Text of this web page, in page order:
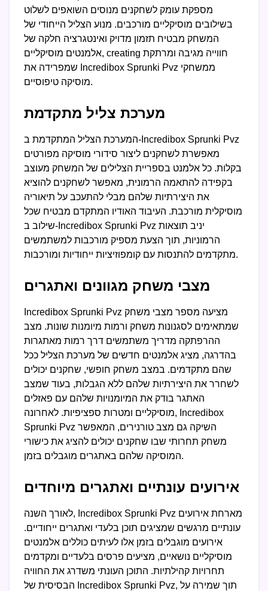
מספקת עומק לשחקנים מנוסים השואפים לשלוט
בשילובים מוסיקליים מורכבים. מנוע הצליל הייחודי של
המשחק מבטיח תזמון מדויק ואינטגרציה חלקה של
אלמנטים מוסיקליים, creating חווייה מגיבה ומרתקת
שמפרידה את Incredibox Sprunki Pvz ממשחקי
מוסיקה טיפוסיים.
מערכת צליל מתקדמת
המערכת הצליל המתקדמת ב-Incredibox Sprunki Pvz
מאפשרת לשחקנים ליצור סידורי מוסיקה מפורטים
בקלות. כל אלמנט בספריית הצלילים של המשחק מעוצב
בקפידה להתאמה הרמונית, מאפשר לשחקנים להוציא
את היצירתיות שלהם מבלי להתעכב על תיאוריה
מוסיקלית מורכבת. העיבוד האודיו המתקדם מבטיח שכל
שילוב ב-Incredibox Sprunki Pvz יניב תוצאות
הרמוניות, תוך הצעת מספיק מורכבות למשתמשים
מתקדמים להתנסות עם קומפוזיציות ייחודיות ומורכבות.
מצבי משחק מגוונים ואתגרים
Incredibox Sprunki Pvz מציעה מספר מצבי משחק
שמתאימים לסגנונות משחק ורמות מיומנות שונות. מצב
ההרפתקה מדריך משתמשים דרך רמות מאתגרות
בהדרגה, מציג אלמנטים חדשים של מערכת הצליל ככל
שהם מתקדמים. במצב משחק חופשי, שחקנים יכולים
לשחרר את היצירתיות שלהם ללא הגבלות, בעוד שמצב
האתגר בודק את המיומנויות שלהם עם פאזלים
מוסיקליים ומטרות ספציפיות. לאחרונה, Incredibox
Sprunki Pvz השיקה גם מצב טורנירים, המאפשר
משחק תחרותי שבו שחקנים יכולים להציג את כישורי
המוסיקה שלהם באתגרים מוגבלים בזמן.
אירועים עונתיים ואתגרים מיוחדים
לאורך השנה, Incredibox Sprunki Pvz מארחת אירועים
עונתיים מרגשים שמציגים תוכן בלעדי ואתגרים ייחודיים.
אירועים מוגבלים בזמן אלו לעיתים כוללים אלמנטים
מוסיקליים נושאיים, מציעים פרסים בלעדיים ומקדמים
תחרויות קהילתיות. התוכן העונתי משדרג את החוויה
הבסיסית של Incredibox Sprunki Pvz, תוך שמירה על